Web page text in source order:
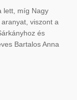
lett, míg Nagy
viszont a
és
Bartalos Anna